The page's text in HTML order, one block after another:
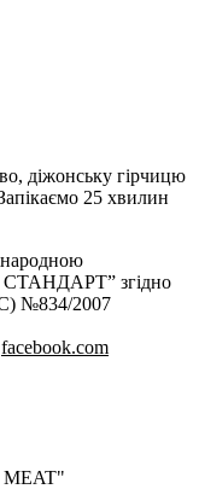
діжонську гірчицю
25 хвилин
СТАНДАРТ” згідно
№834/2007
facebook.com
MEAT"